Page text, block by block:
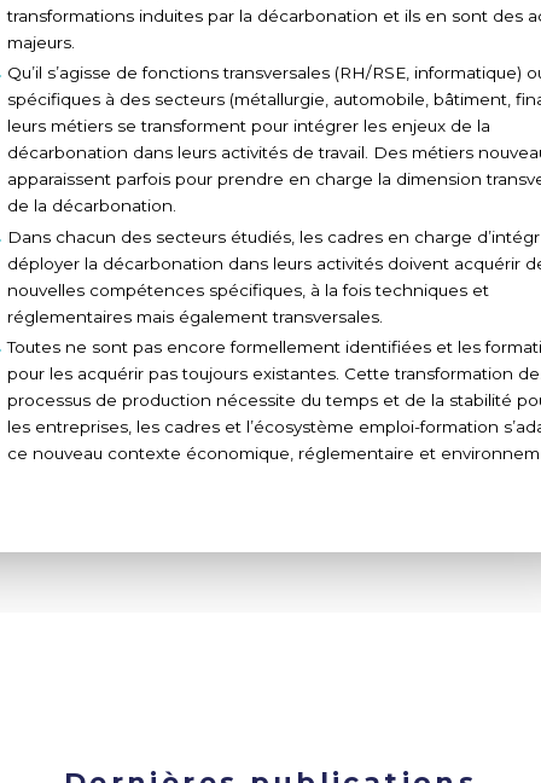
transformations induites par la décarbonation et ils en sont des
majeurs.
Qu’il s’agisse de fonctions transversales (RH/RSE, informatique)
spécifiques à des secteurs (métallurgie, automobile, bâtiment,
leurs métiers se transforment pour intégrer les enjeux de la
décarbonation dans leurs activités de travail. Des métiers
apparaissent parfois pour prendre en charge la dimension
de la décarbonation.
Dans chacun des secteurs étudiés, les cadres en charge
déployer la décarbonation dans leurs activités doivent acquérir
nouvelles compétences spécifiques, à la fois techniques et
réglementaires mais également transversales.
Toutes ne sont pas encore formellement identifiées et les
pour les acquérir pas toujours existantes. Cette transformation
processus de production nécessite du temps et de la stabilité
les entreprises, les cadres et l’écosystème emploi-formation
ce nouveau contexte économique, réglementaire et